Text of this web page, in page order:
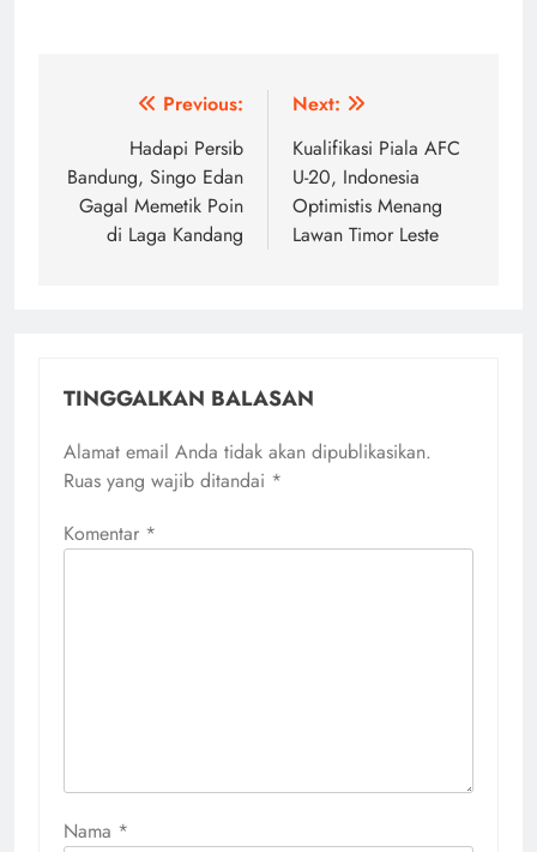
NavigasiPrevious:
Hadapi Persib
Bandung, Singo Edan
Gagal Memetik Poin
di Laga Kandang
Next:
Kualifikasi Piala AFC
U-20, Indonesia
Optimistis Menang
Lawan Timor Leste
TINGGALKAN BALASAN
Alamat email Anda tidak akan dipublikasikan.
Ruas yang wajib ditandai *
Komentar *
Nama *